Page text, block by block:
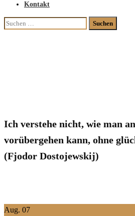
Kontakt
Suchen
nach:
Ich verstehe nicht, wie man
vorübergehen kann, ohne
(Fjodor Dostojewskij)
Aug. 07